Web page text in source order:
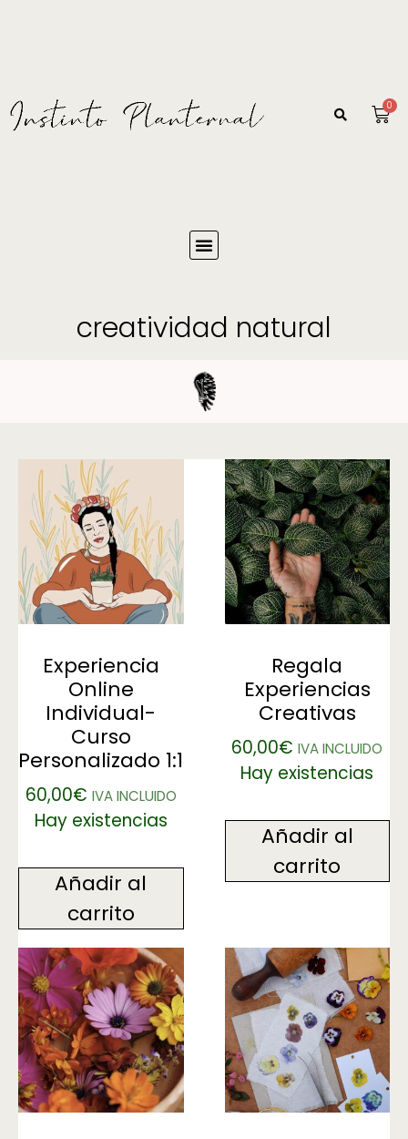
0
creatividad natural
Experiencia
Online
Individual-
Curso
Personalizado 1:1
60,00€ IVA INCLUIDO
Hay existencias
Añadir al
carrito
Regala
Experiencias
Creativas
60,00€ IVA INCLUIDO
Hay existencias
Añadir al
carrito